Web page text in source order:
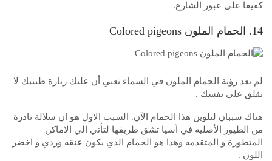
كفيفا على عبور الشارع.
14. الحمام الملون Colored pigeons
لم تعد رؤية الحمام الملون في السماء تعني أن عليك زيارة طبيبك لا
تقلق علي نفسك .
هناك سببان لتلوين هذا الحمام الآن. السبب الاول هو ان سلالة نادرة
من الطيور الأصلية في آسيا تشق طريقها لتأتي الي الاماكن
المتطورة و المتقدمه وهذا هو الحمام الذي يكون عنقه وردي و اخضر
اللون .